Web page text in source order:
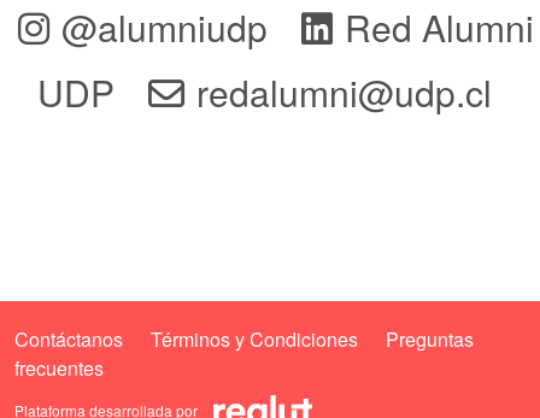
@alumniudp
Red Alumni
UDP
redalumni@udp.cl
Contáctanos Términos y Condiciones
Preguntas
frecuentes
Plataforma desarrollada por